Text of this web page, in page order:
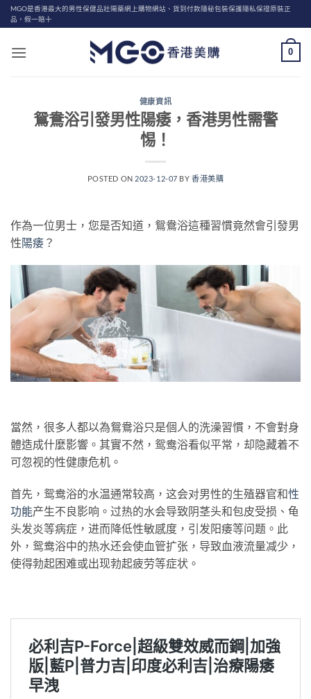
Skip
to
MGO是香港最大的男性保健品壯陽藥網上購物網站、貨到付款隱秘包裝保護隱私保證原裝正
品，假一賠十
0
健康資訊
鴛鴦浴引發男性陽痿，香港男性需警
惕！
POSTED ON 2023-12-07 BY香港美購
作為一位男士，您是否知道，鴛鴦浴這種習慣竟然會引發男
性陽痿 ？
當然，很多人都以為鴛鴦浴只是個人的洗澡習慣，不會對身
體造成什麼影響。其實不然，鸳鸯浴看似平常，却隐藏着不
可忽视的性健康危机。
首先，鸳鸯浴的水温通常较高，这会对男性的生殖器官和性
功能产生不良影响。过热的水会导致阴茎头和包皮受损、龟
头发炎等病症，进而降低性敏感度，引发阳痿等问题。此
外，鸳鸯浴中的热水还会使血管扩张，导致血液流量减少，
使得勃起困难或出现勃起疲劳等症状。